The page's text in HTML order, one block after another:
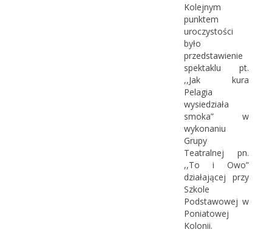
Kolejnym
punktem
uroczystości
było
przedstawienie
spektaklu pt.
,,Jak kura
Pelagia
wysiedziała
smoka” w
wykonaniu
Grupy
Teatralnej pn.
,,To i Owo”
działającej przy
Szkole
Podstawowej w
Poniatowej
Kolonii.